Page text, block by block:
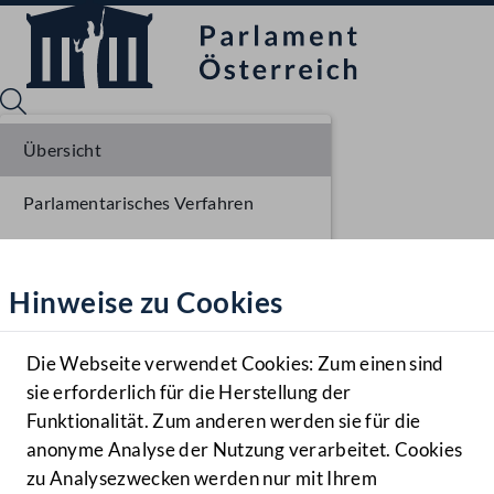
Hilfe
Benutzer
Navigationsmenü öffnen
MENÜ
Hinweise zu Cookies
Die Webseite verwendet Cookies: Zum einen sind
sie erforderlich für die Herstellung der
Funktionalität. Zum anderen werden sie für die
anonyme Analyse der Nutzung verarbeitet. Cookies
zu Analysezwecken werden nur mit Ihrem
Übersicht
Parlamentarisches Verfahren
Ausschussberatungen NR